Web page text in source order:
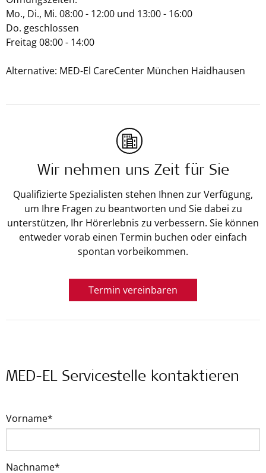
Mo., Di., Mi. 08:00 - 12:00 und 13:00 - 16:00
Do. geschlossen
Freitag 08:00 - 14:00
Alternative: MED-El CareCenter München Haidhausen
Wir nehmen uns Zeit für Sie
Qualifizierte Spezialisten stehen Ihnen zur Verfügung,
um Ihre Fragen zu beantworten und Sie dabei zu
unterstützen, Ihr Hörerlebnis zu verbessern. Sie können
entweder vorab einen Termin buchen oder einfach
spontan vorbeikommen.
Termin vereinbaren
MED-EL Servicestelle kontaktieren
Vorname*
Nachname*